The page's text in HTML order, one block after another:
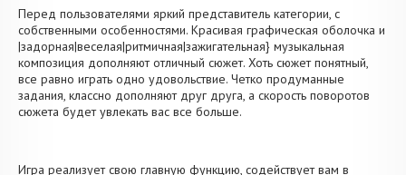
Перед пользователями яркий представитель категории, с
собственными особенностями. Красивая графическая оболочка и
|задорная|веселая|ритмичная|зажигательная} музыкальная
композиция дополняют отличный сюжет. Хоть сюжет понятный,
все равно играть одно удовольствие. Четко продуманные
задания, классно дополняют друг друга, а скорость поворотов
сюжета будет увлекать вас все больше.
Игра реализует свою главную функцию, содействует вам в